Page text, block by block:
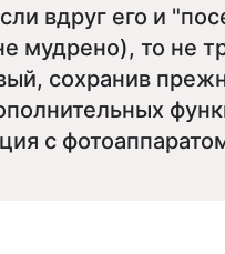
вдруг его и
мудрено), то не
сохранив
с